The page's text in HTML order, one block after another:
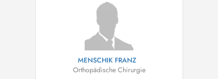
MENSCHIK FRANZ
Orthopädische Chirurgie